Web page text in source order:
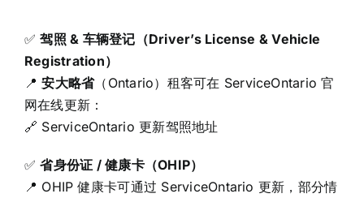
✅驾照 & 车辆登记（Driver’s License & Vehicle
Registration）
📍安大略省（Ontario）租客可在 ServiceOntario 官
网在线更新：
🔗 ServiceOntario 更新驾照地址
✅省身份证 / 健康卡（OHIP）
📍 OHIP 健康卡可通过 ServiceOntario 更新，部分情